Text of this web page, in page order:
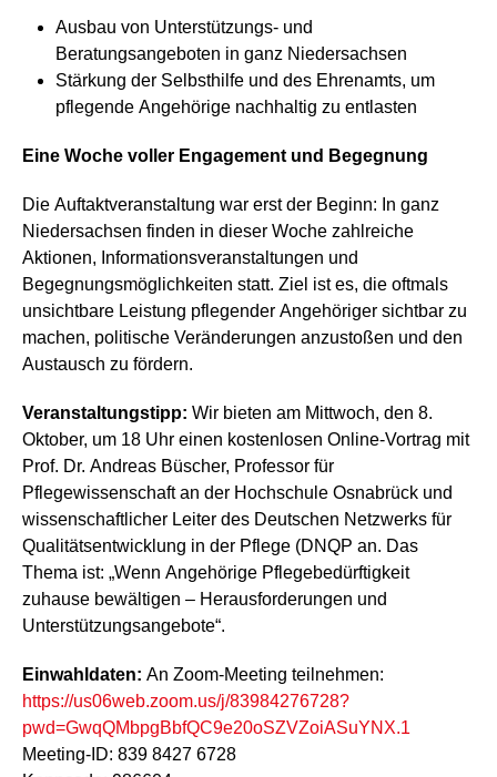
Ausbau von Unterstützungs- und
Beratungsangeboten in ganz Niedersachsen
Stärkung der Selbsthilfe und des Ehrenamts, um
pflegende Angehörige nachhaltig zu entlasten
Eine Woche voller Engagement und Begegnung
Die Auftaktveranstaltung war erst der Beginn: In ganz
Niedersachsen finden in dieser Woche zahlreiche
Aktionen, Informationsveranstaltungen und
Begegnungsmöglichkeiten statt. Ziel ist es, die oftmals
unsichtbare Leistung pflegender Angehöriger sichtbar zu
machen, politische Veränderungen anzustoßen und den
Austausch zu fördern.
Veranstaltungstipp: Wir bieten am Mittwoch, den 8.
Oktober, um 18 Uhr einen kostenlosen Online-Vortrag mit
Prof. Dr. Andreas Büscher, Professor für
Pflegewissenschaft an der Hochschule Osnabrück und
wissenschaftlicher Leiter des Deutschen Netzwerks für
Qualitätsentwicklung in der Pflege (DNQP an. Das
Thema ist: „Wenn Angehörige Pflegebedürftigkeit
zuhause bewältigen – Herausforderungen und
Unterstützungsangebote“.
Einwahldaten: An Zoom-Meeting teilnehmen:
https://us06web.zoom.us/j/83984276728?
pwd=GwqQMbpgBbfQC9e20oSZVZoiASuYNX.1
Meeting-ID: 839 8427 6728